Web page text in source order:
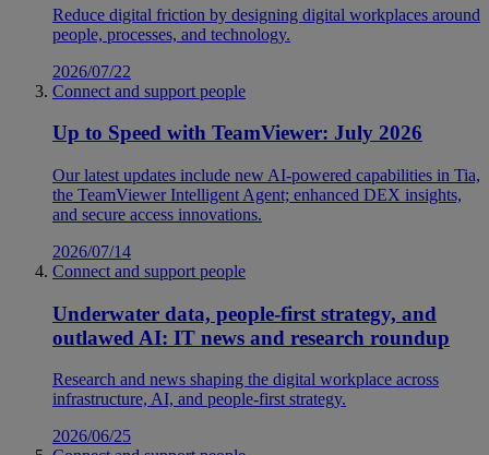
Reduce digital friction by designing digital workplaces around
people, processes, and technology.
2026/07/22
Connect and support people
Up to Speed with TeamViewer: July 2026
Our latest updates include new AI-powered capabilities in Tia,
the TeamViewer Intelligent Agent; enhanced DEX insights,
and secure access innovations.
2026/07/14
Connect and support people
Underwater data, people-first strategy, and
outlawed AI: IT news and research roundup
Research and news shaping the digital workplace across
infrastructure, AI, and people-first strategy.
2026/06/25